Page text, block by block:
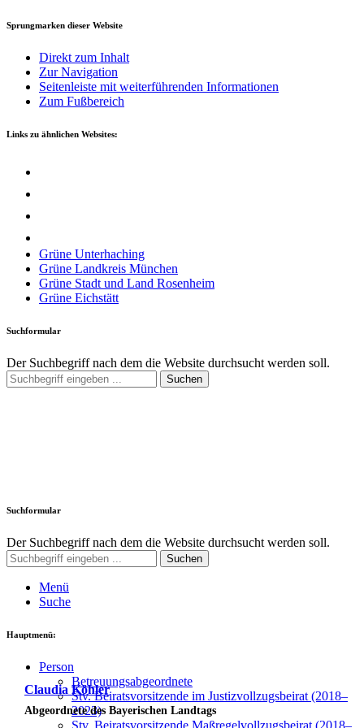
Sprungmarken dieser Website
Direkt zum Inhalt
Zur Navigation
Seitenleiste mit weiterführenden Informationen
Zum Fußbereich
Links zu ähnlichen Websites:
Grü­ne Unterhaching
Grü­ne Land­kreis München
Grü­ne Stadt und Land Rosenheim
Grü­ne Eichstätt
Suchformular
Der Suchbegriff nach dem die Website durchsucht werden soll.
Suchen
Claudia Köhler
Abgeordnete des Bayerischen Landtags
Suchformular
Der Suchbegriff nach dem die Website durchsucht werden soll.
Suchen
Menü
Suche
Hauptmenü:
Per­son
Betreu­ungs­ab­ge­ord­ne­te
Stv. Bei­rats­vor­sit­zen­de im Jus­tiz­voll­zugs­bei­rat (2018–
2023)
Stv. Bei­rats­vor­sit­zen­de Maß­re­gel­voll­zugs­bei­rat (2018–